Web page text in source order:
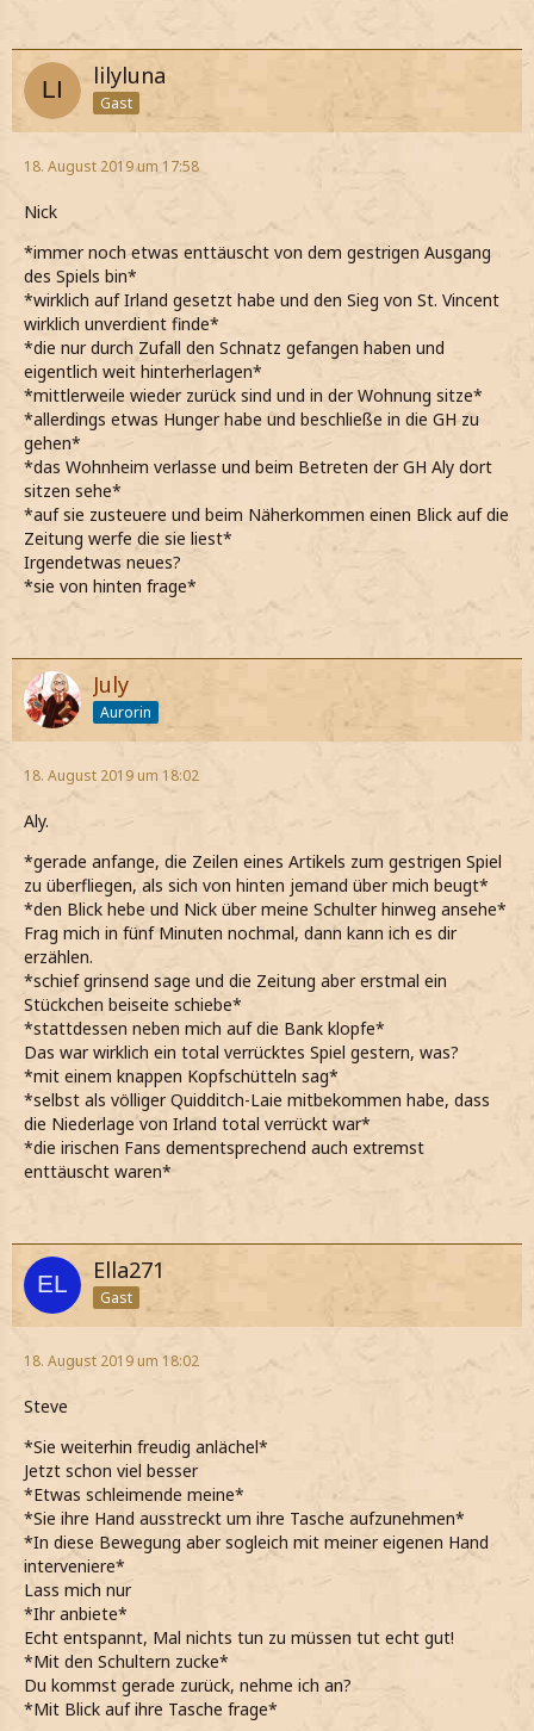
lilyluna
Gast
18. August 2019 um 17:58
Nick
*immer noch etwas enttäuscht von dem gestrigen Ausgang
des Spiels bin*
*wirklich auf Irland gesetzt habe und den Sieg von St. Vincent
wirklich unverdient finde*
*die nur durch Zufall den Schnatz gefangen haben und
eigentlich weit hinterherlagen*
*mittlerweile wieder zurück sind und in der Wohnung sitze*
*allerdings etwas Hunger habe und beschließe in die GH zu
gehen*
*das Wohnheim verlasse und beim Betreten der GH Aly dort
sitzen sehe*
*auf sie zusteuere und beim Näherkommen einen Blick auf die
Zeitung werfe die sie liest*
Irgendetwas neues?
*sie von hinten frage*
July
Aurorin
18. August 2019 um 18:02
Aly.
*gerade anfange, die Zeilen eines Artikels zum gestrigen Spiel
zu überfliegen, als sich von hinten jemand über mich beugt*
*den Blick hebe und Nick über meine Schulter hinweg ansehe*
Frag mich in fünf Minuten nochmal, dann kann ich es dir
erzählen.
*schief grinsend sage und die Zeitung aber erstmal ein
Stückchen beiseite schiebe*
*stattdessen neben mich auf die Bank klopfe*
Das war wirklich ein total verrücktes Spiel gestern, was?
*mit einem knappen Kopfschütteln sag*
*selbst als völliger Quidditch-Laie mitbekommen habe, dass
die Niederlage von Irland total verrückt war*
*die irischen Fans dementsprechend auch extremst
enttäuscht waren*
Ella271
Gast
18. August 2019 um 18:02
Steve
*Sie weiterhin freudig anlächel*
Jetzt schon viel besser
*Etwas schleimende meine*
*Sie ihre Hand ausstreckt um ihre Tasche aufzunehmen*
*In diese Bewegung aber sogleich mit meiner eigenen Hand
interveniere*
Lass mich nur
*Ihr anbiete*
Echt entspannt, Mal nichts tun zu müssen tut echt gut!
*Mit den Schultern zucke*
Du kommst gerade zurück, nehme ich an?
*Mit Blick auf ihre Tasche frage*